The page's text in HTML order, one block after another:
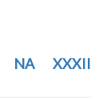
NA XXXII